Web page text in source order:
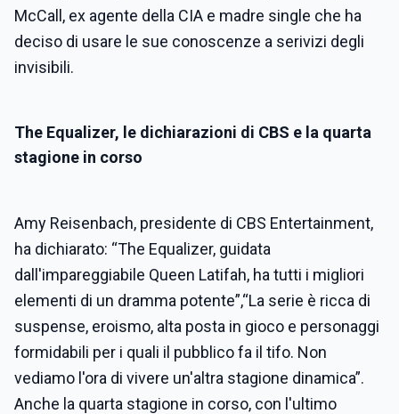
McCall, ex agente della CIA e madre single che ha
deciso di usare le sue conoscenze a serivizi degli
invisibili.
The Equalizer, le dichiarazioni di CBS e la quarta
stagione in corso
Amy Reisenbach, presidente di CBS Entertainment,
ha dichiarato: “The Equalizer, guidata
dall'impareggiabile Queen Latifah, ha tutti i migliori
elementi di un dramma potente”,“La serie è ricca di
suspense, eroismo, alta posta in gioco e personaggi
formidabili per i quali il pubblico fa il tifo. Non
vediamo l'ora di vivere un'altra stagione dinamica”.
Anche la quarta stagione in corso, con l'ultimo